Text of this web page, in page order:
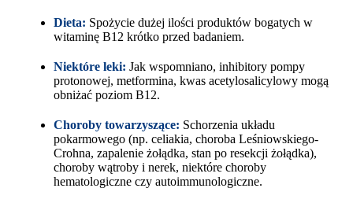
Dieta: Spożycie dużej ilości produktów bogatych w
witaminę B12 krótko przed badaniem.
Niektóre leki: Jak wspomniano, inhibitory pompy
protonowej, metformina, kwas acetylosalicylowy mogą
obniżać poziom B12.
Choroby towarzyszące: Schorzenia układu
pokarmowego (np. celiakia, choroba Leśniowskiego-
Crohna, zapalenie żołądka, stan po resekcji żołądka),
choroby wątroby i nerek, niektóre choroby
hematologiczne czy autoimmunologiczne.